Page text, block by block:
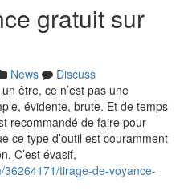
gratuit sur
News
Discuss
être, ce n’est pas une
évidente, brute. Et de temps
recommandé de faire pour
ce type d’outil est couramment
C’est évasif,
tirage-de-voyance-